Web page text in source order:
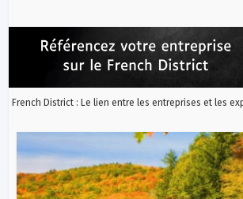
French District : Le lien entre les entreprises et les